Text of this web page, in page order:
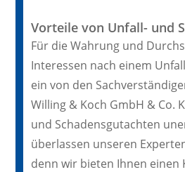
Vorteile von Unfall- und
Für die Wahrung und
Interessen nach einem
ein von den
Willing & Koch GmbH & Co.
und Schadensgutachten
überlassen unseren
denn wir bieten Ihnen einen